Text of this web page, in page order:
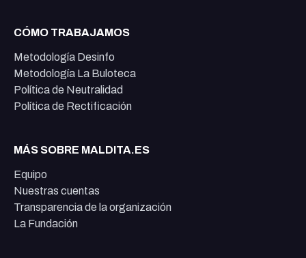
CÓMO TRABAJAMOS
Metodología Desinfo
Metodología La Buloteca
Política de Neutralidad
Política de Rectificación
MÁS SOBRE MALDITA.ES
Equipo
Nuestras cuentas
Transparencia de la organización
La Fundación